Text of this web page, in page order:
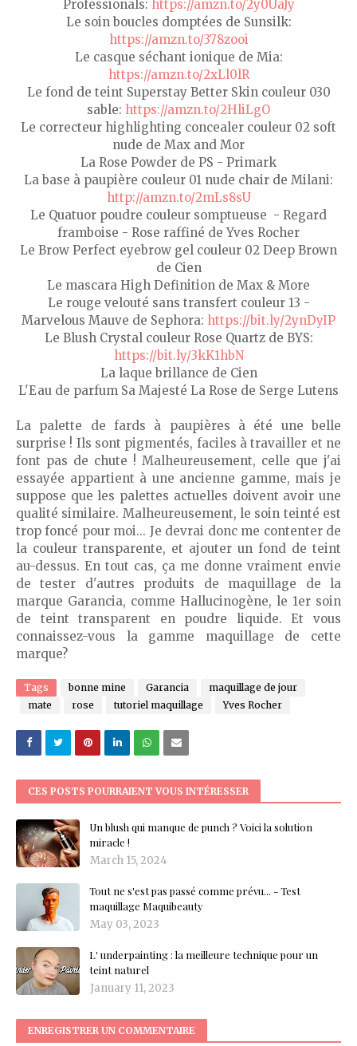
Professionals: https://amzn.to/2y0UaJy
Le soin boucles domptées de Sunsilk:
https://amzn.to/378zooi
Le casque séchant ionique de Mia:
https://amzn.to/2xLl0lR
Le fond de teint Superstay Better Skin couleur 030
sable: https://amzn.to/2HliLgO
Le correcteur highlighting concealer couleur 02 soft
nude de Max and Mor
La Rose Powder de PS - Primark
La base à paupière couleur 01 nude chair de Milani:
http://amzn.to/2mLs8sU
Le Quatuor poudre couleur somptueuse - Regard
framboise - Rose raffiné de Yves Rocher
Le Brow Perfect eyebrow gel couleur 02 Deep Brown
de Cien
Le mascara High Definition de Max & More
Le rouge velouté sans transfert couleur 13 -
Marvelous Mauve de Sephora: https://bit.ly/2ynDyIP
Le Blush Crystal couleur Rose Quartz de BYS:
https://bit.ly/3kK1hbN
La laque brillance de Cien
L'Eau de parfum Sa Majesté La Rose de Serge Lutens
La palette de fards à paupières à été une belle
surprise ! Ils sont pigmentés, faciles à travailler et ne
font pas de chute ! Malheureusement, celle que j'ai
essayée appartient à une ancienne gamme, mais je
suppose que les palettes actuelles doivent avoir une
qualité similaire. Malheureusement, le soin teinté est
trop foncé pour moi... Je devrai donc me contenter de
la couleur transparente, et ajouter un fond de teint
au-dessus. En tout cas, ça me donne vraiment envie
de tester d'autres produits de maquillage de la
marque Garancia, comme Hallucinogène, le 1er soin
de teint transparent en poudre liquide. Et vous
connaissez-vous la gamme maquillage de cette
marque?
Tags bonne mine Garancia
maquillage de jour
mate
rose tutoriel maquillage Yves Rocher
CES POSTS POURRAIENT VOUS INTÉRESSER
Un blush qui manque de punch ? Voici la solution
miracle !
March 15, 2024
Tout ne s'est pas passé comme prévu... - Test
maquillage Maquibeauty
May 03, 2023
L' underpainting : la meilleure technique pour un
teint naturel
January 11, 2023
ENREGISTRER UN COMMENTAIRE